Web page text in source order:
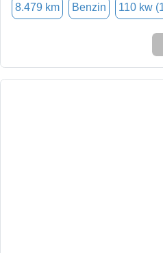
8.479 km Benzin 110 kw